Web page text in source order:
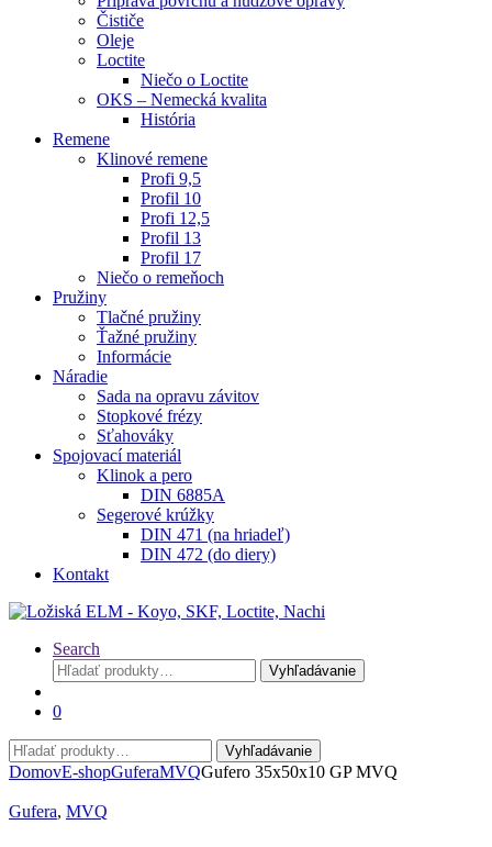
Čističe
Oleje
Loctite
Niečo o Loctite
OKS – Nemecká kvalita
História
Remene
Klinové remene
Profi 9,5
Profil 10
Profi 12,5
Profil 13
Profil 17
Niečo o remeňoch
Pružiny
Tlačné pružiny
Ťažné pružiny
Informácie
Náradie
Sada na opravu závitov
Stopkové frézy
Sťahováky
Spojovací materiál
Klinok a pero
DIN 6885A
Segerové krúžky
DIN 471 (na hriadeľ)
DIN 472 (do diery)
Kontakt
Search
Hľadať:
Vyhľadávanie
0
Hľadať:
Vyhľadávanie
DomovE-shopGuferaMVQGufero 35x50x10 GP MVQ
Gufera, MVQ